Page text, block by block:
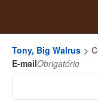
Tony, Big Walrus
E-mailObrigatório